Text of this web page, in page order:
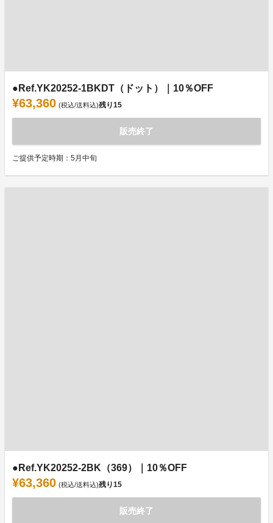
●Ref.YK20252-1BKDT（ドット）｜10％OFF
¥63,360 (税込/送料込)残り15
販売終了
ご提供予定時期：5月中旬
●Ref.YK20252-2BK（369）｜10％OFF
¥63,360 (税込/送料込)残り15
販売終了